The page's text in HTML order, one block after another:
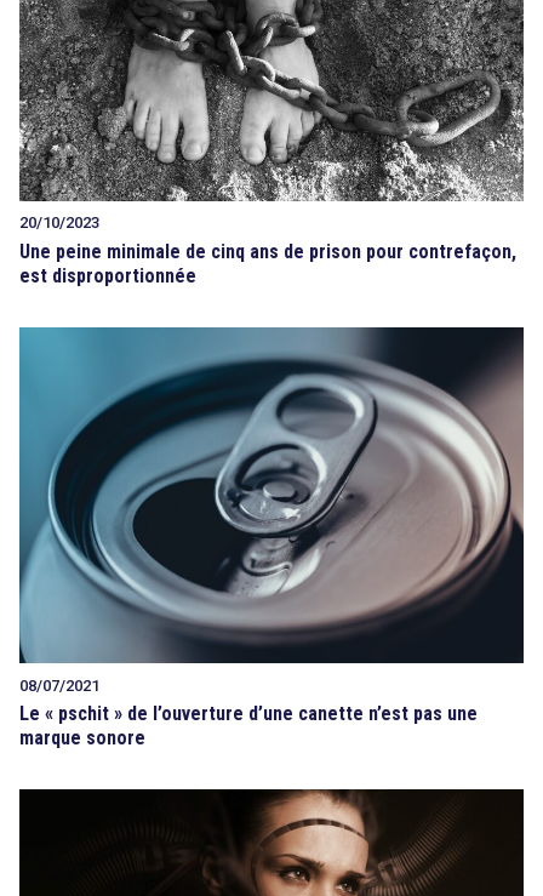
20/10/2023
Une peine minimale de cinq ans de prison pour contrefaçon,
est disproportionnée
08/07/2021
Le « pschit » de l’ouverture d’une canette n’est pas une
marque sonore